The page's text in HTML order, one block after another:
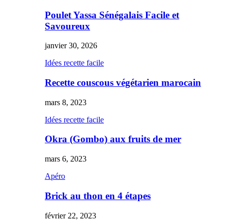
Poulet Yassa Sénégalais Facile et
Savoureux
janvier 30, 2026
Idées recette facile
Recette couscous végétarien marocain
mars 8, 2023
Idées recette facile
Okra (Gombo) aux fruits de mer
mars 6, 2023
Apéro
Brick au thon en 4 étapes
février 22, 2023